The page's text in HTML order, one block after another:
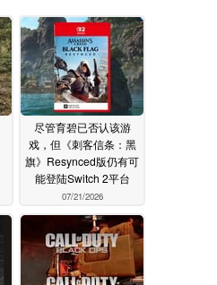
尽管育碧已否认该游
戏，但《刺客信条：黑
旗》Resynced版仍有可
能登陆Switch 2平台
07/21/2026